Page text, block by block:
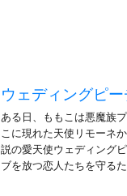
ウェディングピー
ある日、ももこは悪魔族
こに現れた天使リモーネ
説の愛天使ウェディング
ブを放つ恋人たちを守る